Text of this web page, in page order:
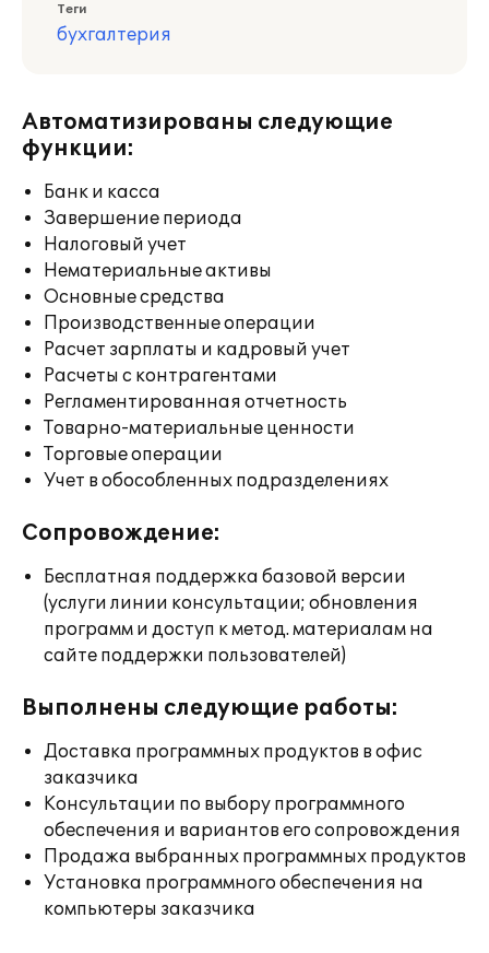
Теги
бухгалтерия
Автоматизированы следующие
функции:
Банк и касса
Завершение периода
Налоговый учет
Нематериальные активы
Основные средства
Производственные операции
Расчет зарплаты и кадровый учет
Расчеты с контрагентами
Регламентированная отчетность
Товарно-материальные ценности
Торговые операции
Учет в обособленных подразделениях
Сопровождение:
Бесплатная поддержка базовой версии
(услуги линии консультации; обновления
программ и доступ к метод. материалам на
сайте поддержки пользователей)
Выполнены следующие работы:
Доставка программных продуктов в офис
заказчика
Консультации по выбору программного
обеспечения и вариантов его сопровождения
Продажа выбранных программных продуктов
Установка программного обеспечения на
компьютеры заказчика